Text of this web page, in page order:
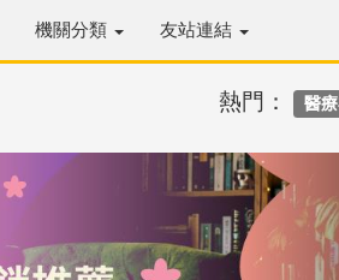
機關分類 友站連結
熱門： 醫